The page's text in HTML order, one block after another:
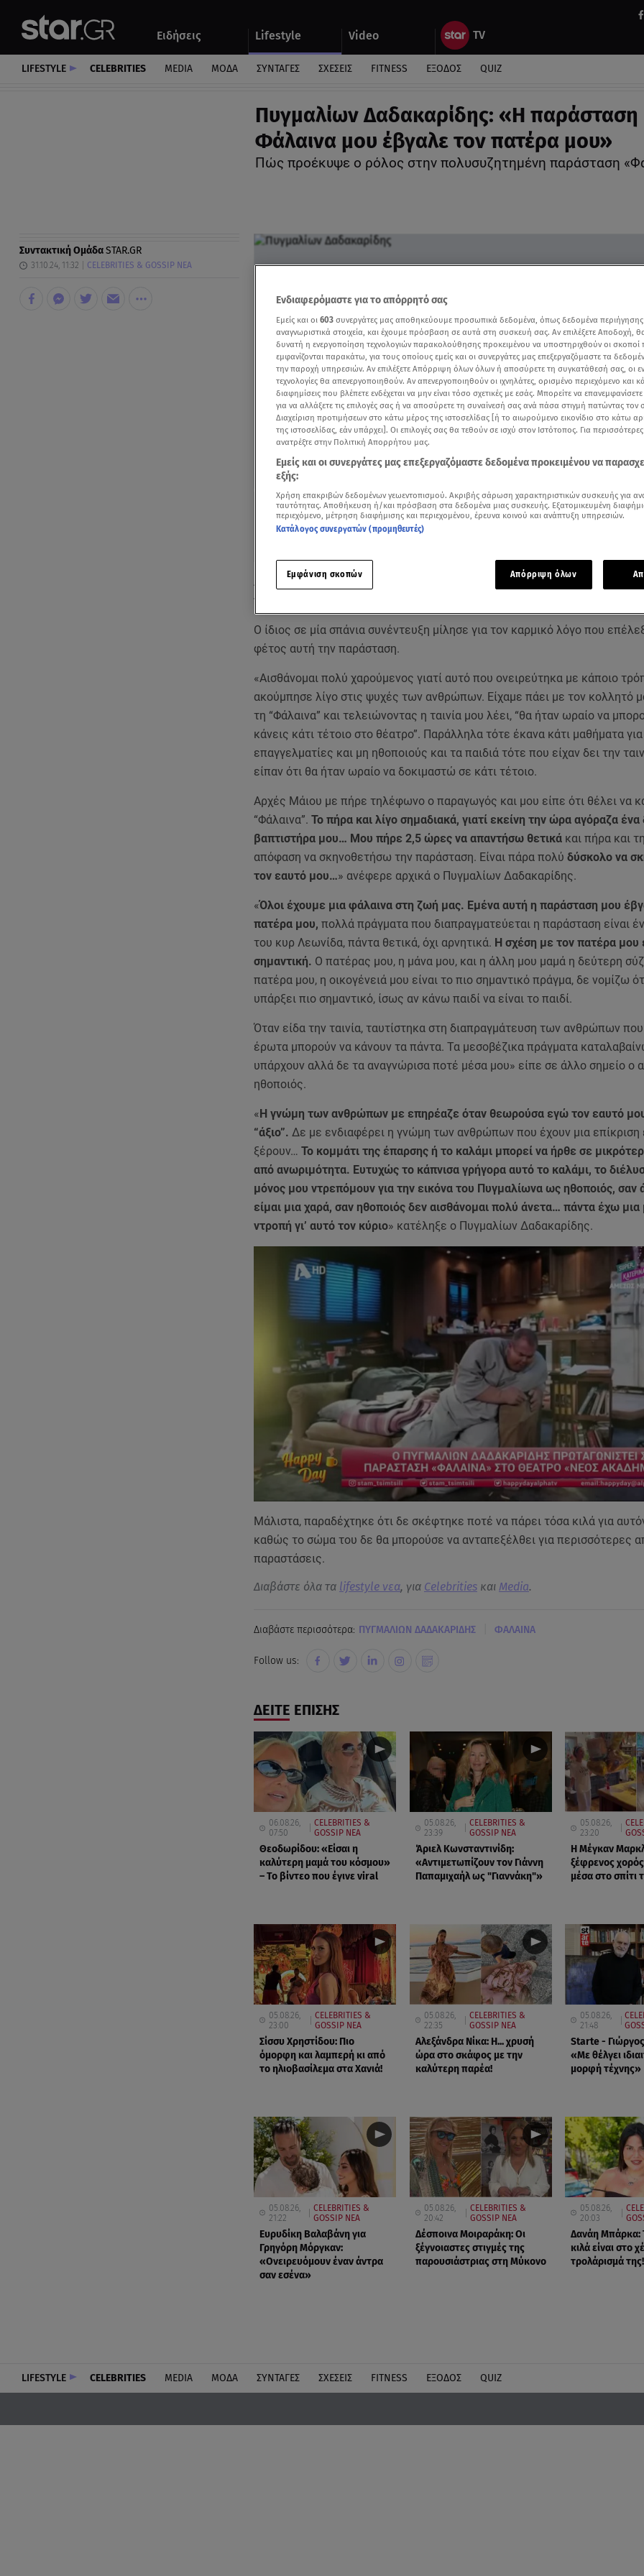
Ειδήσεις Lifestyle Video
Αυτοκίνητο
LIFESTYLE CELEBRITIES MEDIA ΜΟΔΑ ΣΥΝΤΑΓΕΣ ΣΧΕΣΕΙΣ FITNESS ΕΞΟΔΟΣ QUIZ
Πυγμαλίων Δαδακαρίδης: «Η παράσταση
Φάλαινα μου έβγαλε τον πατέρα μου»
Πώς προέκυψε ο ρόλος στην πολυσυζητημένη παράσταση
Συντακτική ΟμάδαSTAR.GR
31.10.24, 11:32 CELEBRITIES & GOSSIP ΝΕΑ
Δείτε περισσότερα άρθρα μας στα αποτελέσματα αναζήτησης
Από τις πρώτες κιόλας παραστάσεις της «Φάλαινας» με πρωταγωνιστή
τον
Ο ίδιος σε μία σπάνια συνέντευξη μίλησε για τον καρμικό λόγο που
φέτος αυτή την παράσταση.
«Αισθάνομαι πολύ χαρούμενος γιατί αυτό που ονειρεύτηκα με κάποιο
ακούμπησε λίγο στις ψυχές των ανθρώπων. Είχαμε πάει με τον κολλητό
τη “Φάλαινα” και τελειώνοντας η ταινία μου λέει, “θα ήταν ωραίο να
κάνεις κάτι τέτοιο στο θέατρο”. Παράλληλα τότε έκανα κάτι μαθήματα για
επαγγελματίες και μη ηθοποιούς και τα παιδιά τότε που είχαν δει την
είπαν ότι θα ήταν ωραίο να δοκιμαστώ σε κάτι τέτοιο.
Αρχές Μάιου με πήρε τηλέφωνο ο παραγωγός και μου είπε ότι θέλει να
“Φάλαινα”. Το πήρα και λίγο σημαδιακά, γιατί εκείνη την ώρα αγόραζα
βαπτιστήρα μου… Μου πήρε 2,5 ώρες να απαντήσω θετικάκαι πήρα και
απόφαση να σκηνοθετήσω την παράσταση. Είναι πάρα πολύ δύσκολο να
τον εαυτό μου…» ανέφερε αρχικά ο Πυγμαλίων Δαδακαρίδης.
«Όλοι έχουμε μια φάλαινα στη ζωή μας. Εμένα αυτή η παράσταση μου
πατέρα μου, πολλά πράγματα που διαπραγματεύεται η παράσταση είναι
του κυρ Λεωνίδα, πάντα θετικά, όχι αρνητικά. Η σχέση με τον πατέρα μου
σημαντική. Ο πατέρας μου, η μάνα μου, και η άλλη μου μαμά η δεύτερη
πατέρα μου, η οικογένειά μου είναι το πιο σημαντικό πράγμα, δε νομίζω
υπάρξει πιο σημαντικό, ίσως αν κάνω παιδί να είναι τo παιδί.
Όταν είδα την ταινία, ταυτίστηκα στη διαπραγμάτευση των ανθρώπων που
έρωτα μπορούν να κάνουν τα πάντα. Τα μεσοβέζικα πράγματα
υπάρχουν αλλά δε τα αναγνώρισα ποτέ μέσα μου» είπε σε άλλο σημείο ο
ηθοποιός.
« Η γνώμη των ανθρώπων με επηρέαζε όταν θεωρούσα εγώ τον εαυτό
“άξιο”. Δε με ενδιαφέρει η γνώμη των ανθρώπων που έχουν μια
ξέρουν… Το κομμάτι της έπαρσης ή το καλάμι μπορεί να ήρθε σε
από ανωριμότητα. Ευτυχώς το κάπνισα γρήγορα αυτό το καλάμι, το
μόνος μου ντρεπόμουν για την εικόνα του Πυγμαλίωνα ως ηθοποιός, σαν
είμαι μια χαρά, σαν ηθοποιός δεν αισθάνομαι πολύ άνετα… πάντα έχω μια
ντροπή γι’ αυτό τον κύριο» κατέληξε ο Πυγμαλίων Δαδακαρίδης.
Μάλιστα, παραδέχτηκε ότι δε σκέφτηκε ποτέ να πάρει τόσα κιλά για
καθώς το σώμα του δε θα μπορούσε να ανταπεξέλθει για περισσότερες
παραστάσεις.
Διαβάστε όλα τα lifestyle νεα, για Celebritiesκαι Media.
Διαβάστε περισσότερα: ΠΥΓΜΑΛΙΩΝ ΔΑΔΑΚΑΡΙΔΗΣ ΦΑΛΑΙΝΑ
Follow us:
ΔΕΙΤΕ ΕΠΙΣΗΣ
06.08.26,
07:50
CELEBRITIES &
GOSSIP ΝΕΑ
Θεοδωρίδου: «Είσαι η
καλύτερη μαμά του κόσμου»
– Το βίντεο που έγινε viral
05.08.26,
23:39
CELEBRITIES &
GOSSIP ΝΕΑ
Άριελ Κωνσταντινίδη:
«Αντιμετωπίζουν τον Γιάννη
Παπαμιχαήλ ως "Γιαννάκη"»
05.08.26,
23:20
Η Μέγκαν
ξέφρενος
μέσα στο σπίτι
05.08.26,
23:00
CELEBRITIES &
GOSSIP ΝΕΑ
Σίσσυ Χρηστίδου: Πιο
όμορφη και λαμπερή κι από
το ηλιοβασίλεμα στα Χανιά!
05.08.26,
22:35
CELEBRITIES &
GOSSIP ΝΕΑ
Αλεξάνδρα Νίκα: Η... χρυσή
ώρα στο σκάφος με την
καλύτερη παρέα!
05.08.26,
21:48
Starte -
«Με θέλγει
μορφή τέχνης»
05.08.26,
21:22
CELEBRITIES &
GOSSIP ΝΕΑ
Ευρυδίκη Βαλαβάνη για
Γρηγόρη Μόργκαν:
«Oνειρευόμουν έναν άντρα
σαν εσένα»
05.08.26,
20:42
CELEBRITIES &
GOSSIP ΝΕΑ
Δέσποινα Μοιραράκη: Οι
ξέγνοιαστες στιγμές της
παρουσιάστριας στη Μύκονο
05.08.26,
20:03
Δανάη Μπάρκα:
κιλά είναι στο
τρολάρισμά της!
LIFESTYLE CELEBRITIES MEDIA ΜΟΔΑ ΣΥΝΤΑΓΕΣ ΣΧΕΣΕΙΣ FITNESS ΕΞΟΔΟΣ QUIZ
Ενδιαφερόμαστε για το απόρρητό σας
Εμείς και οι 603 συνεργάτες μας αποθηκεύουμε προσωπικά δεδομένα, όπως δεδομένα
αναγνωριστικά στοιχεία, και έχουμε πρόσβαση σε αυτά στη συσκευή σας. Αν επιλέξετε Αποδοχή,
δυνατή η ενεργοποίηση τεχνολογιών παρακολούθησης προκειμένου να υποστηριχθούν οι σκοποί
εμφανίζονται παρακάτω, για τους οποίους εμείς και οι συνεργάτες μας επεξεργαζόμαστε τα
την παροχή υπηρεσιών. Αν επιλέξετε Απόρριψη όλων όλων ή αποσύρετε τη συγκατάθεσή σας, οι
τεχνολογίες θα απενεργοποιηθούν. Αν απενεργοποιηθούν οι ιχνηλάτες, ορισμένο περιεχόμενο και
διαφημίσεις που βλέπετε ενδέχεται να μην είναι τόσο σχετικές με εσάς. Μπορείτε να
για να αλλάξετε τις επιλογές σας ή να αποσύρετε τη συναίνεσή σας ανά πάσα στιγμή πατώντας τον
Διαχείριση προτιμήσεων στο κάτω μέρος της ιστοσελίδας [ή το αιωρούμενο εικονίδιο στο κάτω
της ιστοσελίδας, εάν υπάρχει]. Οι επιλογές σας θα τεθούν σε ισχύ στον Ιστότοπος. Για
ανατρέξτε στην Πολιτική Απορρήτου μας.
Εμείς και οι συνεργάτες μας επεξεργαζόμαστε δεδομένα προκειμένου να
εξής:
Χρήση επακριβών δεδομένων γεωεντοπισμού. Ακριβής σάρωση χαρακτηριστικών συσκευής για
ταυτότητας. Αποθήκευση ή/και πρόσβαση στα δεδομένα μιας συσκευής. Εξατομικευμένη
περιεχόμενο, μέτρηση διαφήμισης και περιεχομένου, έρευνα κοινού και ανάπτυξη υπηρεσιών.
Κατάλογος συνεργατών (προμηθευτές)
Εμφάνιση σκοπών Απόρριψη όλων